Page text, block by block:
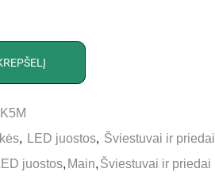
, LED juostos, Šviestuvai ir priedai
juostos, Main, Šviestuvai ir priedai